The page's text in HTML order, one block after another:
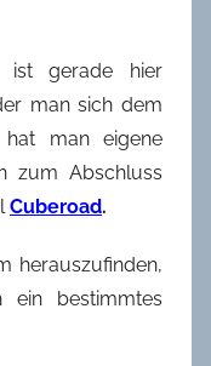
ist gerade hier
man sich dem
hat man eigene
zum Abschluss
Cuberoad.
herauszufinden,
ein bestimmtes